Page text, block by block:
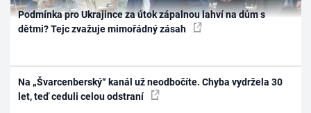
Podmínka pro Ukrajince za útok zápalnou lahví na dům s
dětmi? Tejc zvažuje mimořádný zásah
Na „Švarcenberský“ kanál už neodbočíte. Chyba vydržela 30
let, teď ceduli celou odstraní